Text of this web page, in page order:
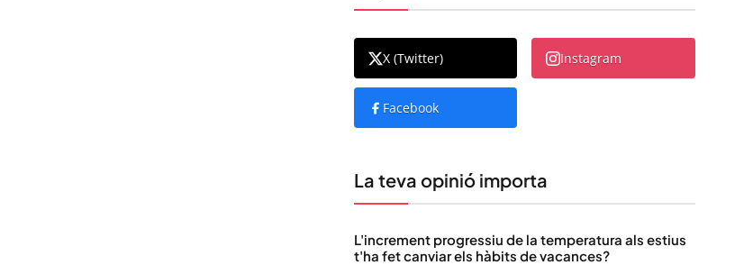
X (Twitter) Instagram
Facebook
La teva opinió importa
L'increment progressiu de la temperatura als estius
t'ha fet canviar els hàbits de vacances?